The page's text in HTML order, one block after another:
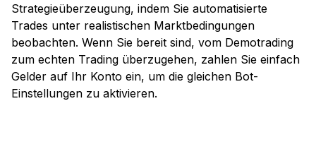
Strategieüberzeugung, indem Sie automatisierte
Trades unter realistischen Marktbedingungen
beobachten. Wenn Sie bereit sind, vom Demotrading
zum echten Trading überzugehen, zahlen Sie einfach
Gelder auf Ihr Konto ein, um die gleichen Bot-
Einstellungen zu aktivieren.